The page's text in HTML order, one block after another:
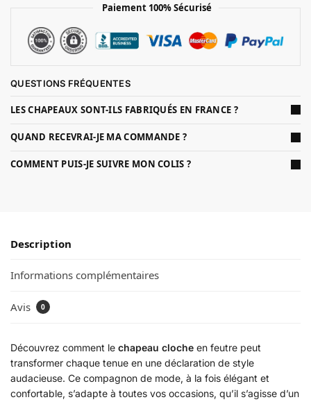
Paiement 100% Sécurisé
QUESTIONS FRÉQUENTES
LES CHAPEAUX SONT-ILS FABRIQUÉS EN FRANCE ?
QUAND RECEVRAI-JE MA COMMANDE ?
COMMENT PUIS-JE SUIVRE MON COLIS ?
Description
Informations complémentaires
Avis 0
Découvrez comment le chapeau cloche en feutre peut
transformer chaque tenue en une déclaration de style
audacieuse. Ce compagnon de mode, à la fois élégant et
confortable, s’adapte à toutes vos occasions, qu’il s’agisse d’un